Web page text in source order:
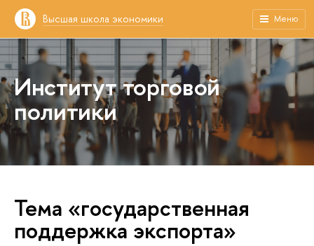
Высшая школа экономики Меню
Институт торговой
политики
Тема «государственная
поддержка экспорта»